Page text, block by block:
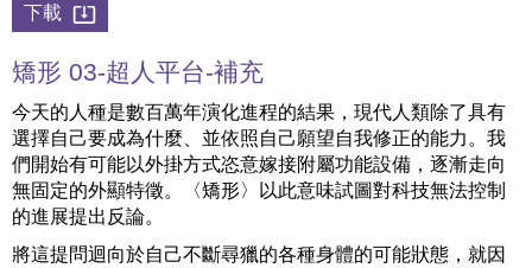
下載
矯形 03-超人平台-補充
今天的人種是數百萬年演化進程的結果，現代人類除了具有
選擇自己要成為什麼、並依照自己願望自我修正的能力。我
們開始有可能以外掛方式恣意嫁接附屬功能設備，逐漸走向
無固定的外顯特徵。〈矯形〉以此意味試圖對科技無法控制
的進展提出反論。
將這提問迴向於自己不斷尋獵的各種身體的可能狀態，就因